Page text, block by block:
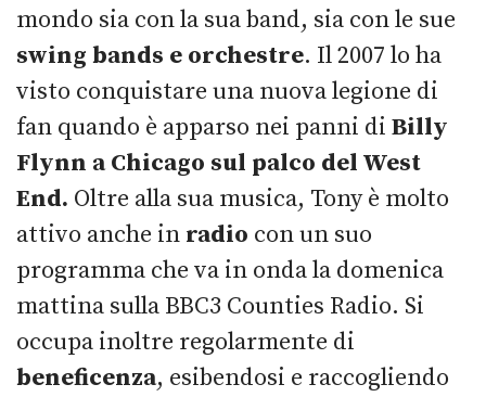
mondo sia con la sua band, sia con le sue
swing bands e orchestre. Il 2007 lo ha
visto conquistare una nuova legione di
fan quando è apparso nei panni di Billy
Flynn a Chicago sul palco del West
End. Oltre alla sua musica, Tony è molto
attivo anche in radio con un suo
programma che va in onda la domenica
mattina sulla BBC3 Counties Radio. Si
occupa inoltre regolarmente di
beneficenza, esibendosi e raccogliendo